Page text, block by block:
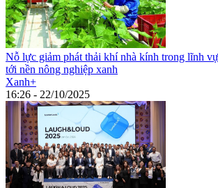
Nỗ lực giảm phát thải khí nhà kính trong lĩnh
tới nền nông nghiệp xanh
Xanh+
16:26 - 22/10/2025